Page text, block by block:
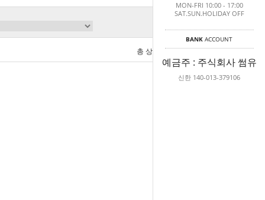
MON-FRI 10:00 - 17:00
SAT.SUN.HOLIDAY OFF
BANK ACCOUNT
예금주 : 주식회사 썸유
신한 140-013-379106
총 상품 금액